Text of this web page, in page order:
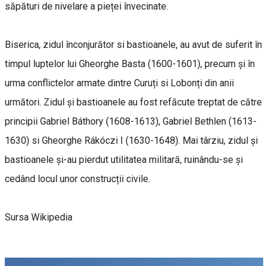
săpături de nivelare a pieței învecinate.
Biserica, zidul înconjurător si bastioanele, au avut de suferit în
timpul luptelor lui Gheorghe Basta (1600-1601), precum și în
urma conflictelor armate dintre Curuți si Lobonți din anii
următori. Zidul și bastioanele au fost refăcute treptat de către
principii Gabriel Báthory (1608-1613), Gabriel Bethlen (1613-
1630) si Gheorghe Rákóczi I (1630-1648). Mai târziu, zidul și
bastioanele și-au pierdut utilitatea militară, ruinându-se și
cedând locul unor construcții civile.
Sursa Wikipedia